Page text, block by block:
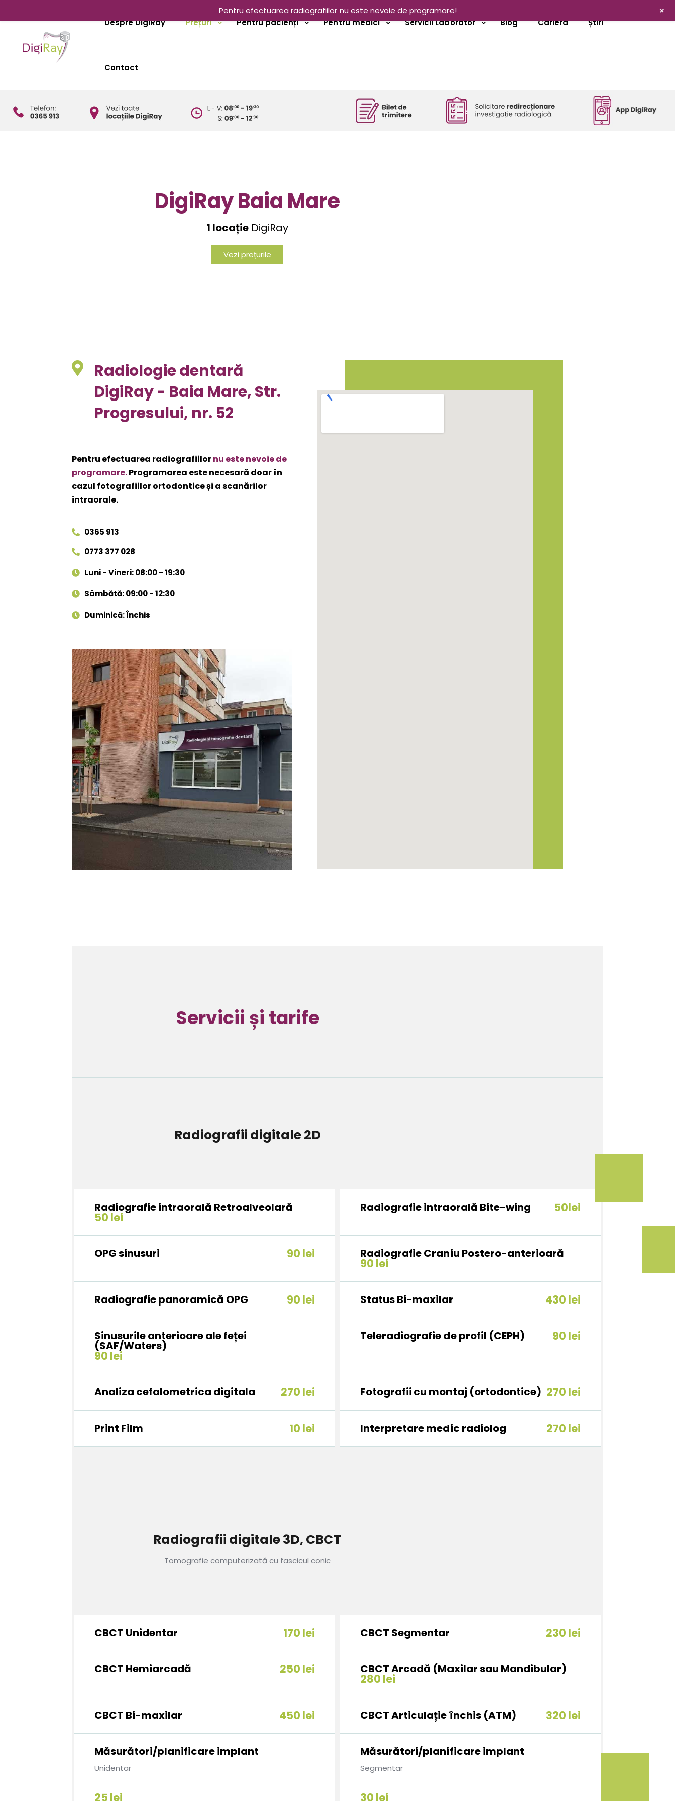
Despre DigiRay Prețuri Pentru pacienți Pentru medici Servicii Laborator Blog Cariera Știri
Contact
DigiRay Baia Mare
1 locație DigiRay
Vezi prețurile
Radiologie dentară
DigiRay - Baia Mare, Str.
Progresului, nr. 52
Pentru efectuarea radiografiilornu este nevoie de
programare.Programarea este necesară doar în
cazul fotografiilor ortodontice și a scanărilor
intraorale.
0365 913
0773 377 028
Luni - Vineri: 08:00 - 19:30
Sâmbătă: 09:00 - 12:30
Duminică: Închis
Servicii și tarife
Radiografii digitale 2D
Radiografie intraorală Retroalveolară
50 lei
Radiografie intraorală Bite-wing 50lei
OPG sinusuri 90 lei Radiografie Craniu Postero-anterioară
90 lei
Radiografie panoramică OPG 90 lei Status Bi-maxilar 430 lei
Sinusurile anterioare ale feței
(SAF/Waters)
90 lei
Teleradiografie de profil (CEPH) 90 lei
Analiza cefalometrica digitala 270 lei Fotografii cu montaj (ortodontice) 270 lei
Print Film 10 lei Interpretare medic radiolog 270 lei
Radiografii digitale 3D, CBCT
Tomografie computerizată cu fascicul conic
CBCT Unidentar 170 lei CBCT Segmentar 230 lei
CBCT Hemiarcadă 250 lei CBCT Arcadă (Maxilar sau Mandibular)
280 lei
CBCT Bi-maxilar 450 lei CBCT Articulație închis (ATM) 320 lei
Măsurători/planificare implant
Unidentar
25 lei
Măsurători/planificare implant
Segmentar
30 lei
Pentru efectuarea radiografiilor nu este nevoie de programare! +